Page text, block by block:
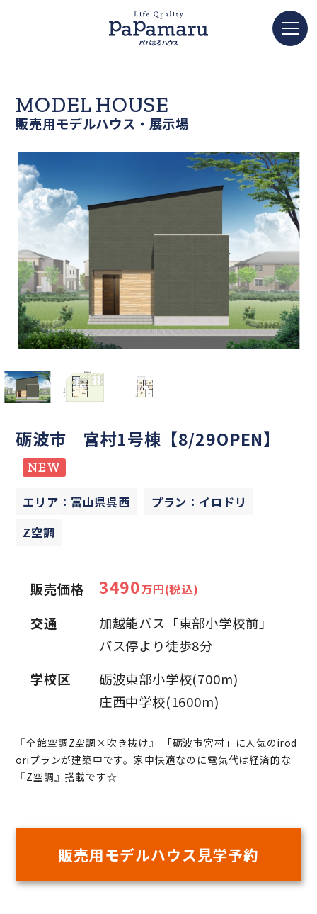
MODEL HOUSE
販売用モデルハウス・展示場
砺波市 宮村1号棟【8/29OPEN】
NEW
エリア：富山県呉西
プラン：イロドリ
Z空調
販売価格 3490万円(税込)
交通
加越能バス「東部小学校前」
バス停より徒歩8分
学校区
砺波東部小学校(700m)
庄西中学校(1600m)
『全館空調Z空調×吹き抜け』 「砺波市宮村」に人気のirod
oriプランが建築中です。家中快適なのに電気代は経済的な
『Z空調』搭載です☆
販売用モデルハウス見学予約